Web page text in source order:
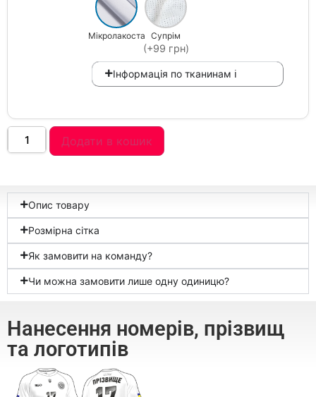
Мікролакоста Супрім
(+99 грн)
Інформація по тканинам ℹ
Додати в кошик
Опис товару
Розмірна сітка
Як замовити на команду?
Чи можна замовити лише одну одиницю?
Нанесення номерів, прізвищ
та логотипів